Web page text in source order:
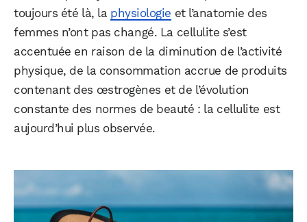
toujours été là, la physiologie et l’anatomie des
femmes n’ont pas changé. La cellulite s’est
accentuée en raison de la diminution de l’activité
physique, de la consommation accrue de produits
contenant des œstrogènes et de l’évolution
constante des normes de beauté : la cellulite est
aujourd’hui plus observée.